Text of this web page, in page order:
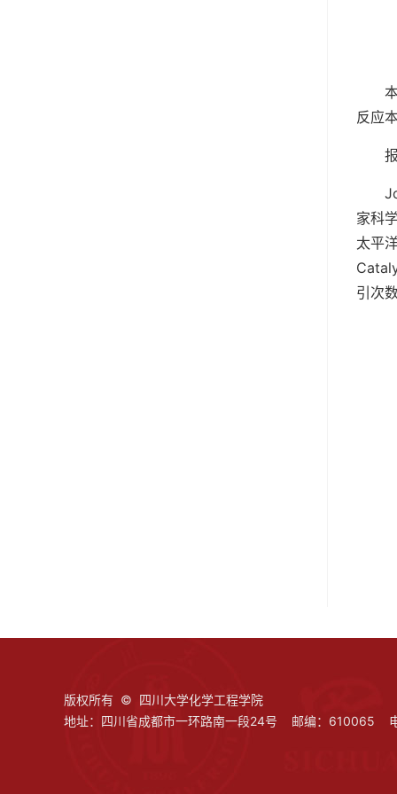
反应
家科
太平
引次
版权所有 © 四川大学化学工程学院
地址：四川省成都市一环路南一段24号 邮编：610065